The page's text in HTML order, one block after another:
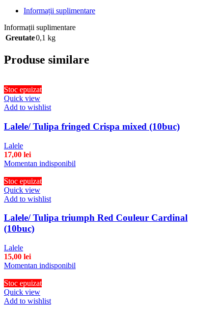
Informații suplimentare
Informații suplimentare
Greutate0,1 kg
Produse similare
Stoc epuizat
Quick view
Add to wishlist
Lalele/ Tulipa fringed Crispa mixed (10buc)
Lalele
17,00 lei
Momentan indisponibil
Stoc epuizat
Quick view
Add to wishlist
Lalele/ Tulipa triumph Red Couleur Cardinal
(10buc)
Lalele
15,00 lei
Momentan indisponibil
Stoc epuizat
Quick view
Add to wishlist